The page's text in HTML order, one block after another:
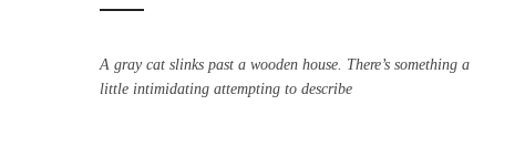
A gray cat slinks past a wooden house. There’s something a
little intimidating attempting to describe